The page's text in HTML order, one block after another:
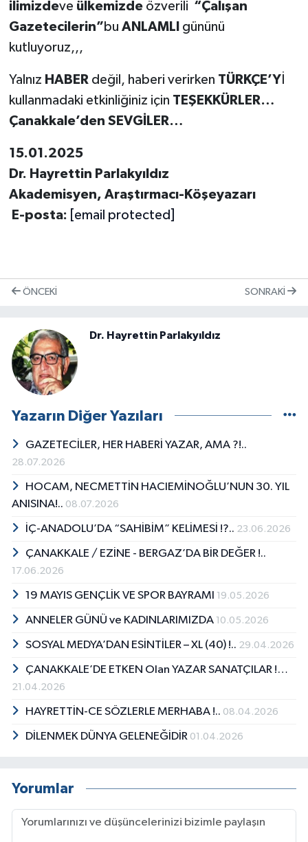
ilimizdeve ülkemizdeözverili “Çalışan
Gazetecilerin” bu ANLAMLI gününü
kutluyoruz,,,
Yalnız HABER değil, haberi verirken TÜRKÇE’Yİ
kullanmadaki etkinliğiniz için TEŞEKKÜRLER…
Çanakkale’den SEVGİLER…
15.01.2025
Dr. Hayrettin Parlakyıldız
Akademisyen, Araştırmacı-Köşeyazarı
E-posta: [email protected]
ÖNCEKI SONRAKI
Dr. Hayrettin Parlakyıldız
Yazarın Diğer Yazıları
GAZETECİLER, HER HABERİ YAZAR, AMA ?!..
28.07.2026
HOCAM, NECMETTİN HACIEMİNOĞLU’NUN 30. YIL
ANISINA!.. 08.07.2026
İÇ-ANADOLU’DA “SAHİBİM” KELİMESİ !?.. 23.06.2026
ÇANAKKALE / EZİNE - BERGAZ’DA BİR DEĞER !..
17.06.2026
19 MAYIS GENÇLİK VE SPOR BAYRAMI 19.05.2026
ANNELER GÜNÜ ve KADINLARIMIZDA 10.05.2026
SOSYAL MEDYA’DAN ESİNTİLER – XL (40) !.. 29.04.2026
ÇANAKKALE’DE ETKEN Olan YAZAR SANATÇILAR !…
21.04.2026
HAYRETTİN-CE SÖZLERLE MERHABA !.. 08.04.2026
DİLENMEK DÜNYA GELENEĞİDİR 01.04.2026
Yorumlar